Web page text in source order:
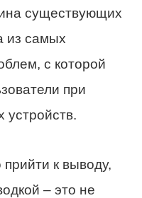
существующих
из самых
с которой
при
устройств.
к выводу,
– это не